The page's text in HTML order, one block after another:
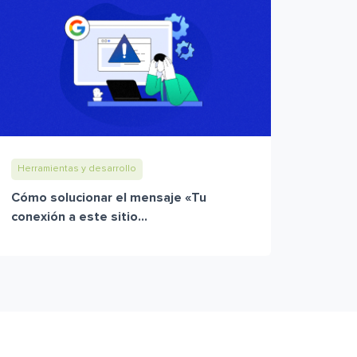
Herramientas y desarrollo
Cómo solucionar el mensaje «Tu
conexión a este sitio...